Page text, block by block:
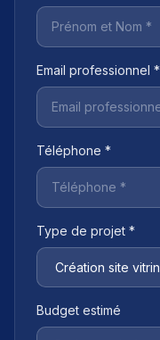
Email professionnel *
Téléphone *
Type de projet *
Budget estimé